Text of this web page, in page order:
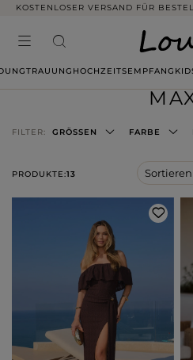
KOSTENLOSER VERSAND FÜR
TRAUUNG HOCHZEITSEMPFANG
PRODUKTE:13
FILTER: GRÖSSEN FARBE